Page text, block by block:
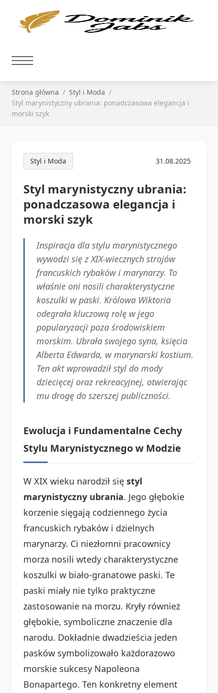
Strona główna
Styl i Moda
Styl marynistyczny ubrania: ponadczasowa elegancja i
morski szyk
Styl i Moda 31.08.2025
Styl marynistyczny ubrania:
ponadczasowa elegancja i
morski szyk
Inspiracja dla stylu marynistycznego
wywodzi się z XIX-wiecznych strojów
francuskich rybaków i marynarzy. To
właśnie oni nosili charakterystyczne
koszulki w paski. Królowa Wiktoria
odegrała kluczową rolę w jego
popularyzacji poza środowiskiem
morskim. Ubrała swojego syna, księcia
Alberta Edwarda, w marynarski kostium.
Ten akt wprowadził styl do mody
dziecięcej oraz rekreacyjnej, otwierając
mu drogę do szerszej publiczności.
Ewolucja i Fundamentalne Cechy
Stylu Marynistycznego w Modzie
W XIX wieku narodził się styl
marynistyczny ubrania. Jego głębokie
korzenie sięgają codziennego życia
francuskich rybaków i dzielnych
marynarzy. Ci niezłomni pracownicy
morza nosili wtedy charakterystyczne
koszulki w biało-granatowe paski. Te
paski miały nie tylko praktyczne
zastosowanie na morzu. Kryły również
głębokie, symboliczne znaczenie dla
narodu. Dokładnie dwadzieścia jeden
pasków symbolizowało każdorazowo
morskie sukcesy Napoleona
Bonapartego. Ten konkretny element